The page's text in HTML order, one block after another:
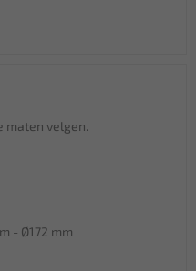
maten velgen.
- Ø172 mm